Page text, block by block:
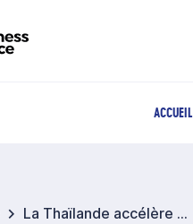
ACCUEIL
La Thaïlande accélère sa transition énergétique avec des projets de solaire flottant